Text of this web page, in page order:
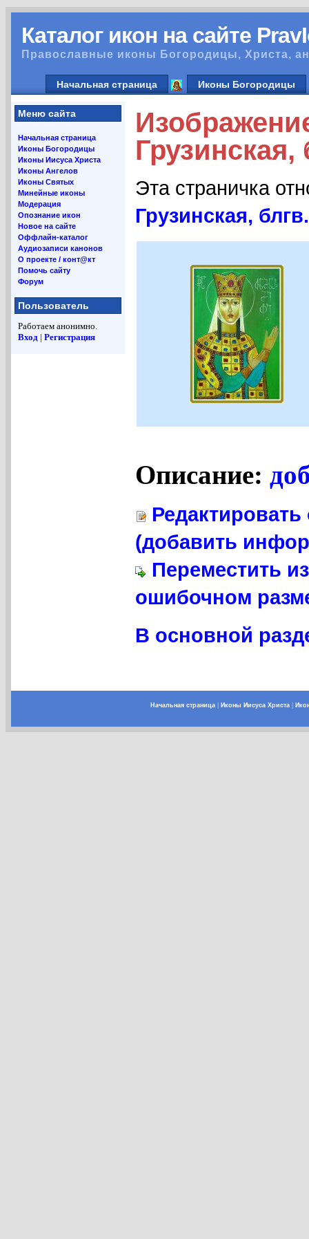
Каталог икон на сайте
Православные иконы Богородицы, Христа,
Начальная страница Иконы Богородицы
Меню сайта
Начальная страница
Иконы Богородицы
Иконы Иисуса Христа
Иконы Ангелов
Иконы Святых
Минейные иконы
Модерация
Опознание икон
Новое на сайте
Оффлайн-каталог
Аудиозаписи канонов
О проекте / конт@кт
Помочь сайту
Форум
Пользователь
Работаем анонимно.
Вход | Регистрация
Грузинская,
Эта страничка
Грузинская, блгв.
Описание:
(добавить
Переместить
ошибочном
В основной
Начальная страница| Иконы Иисуса Христа|